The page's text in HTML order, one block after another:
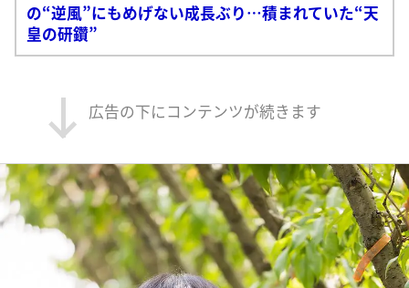
の“逆風”にもめげない成長ぶり…積まれていた“天
皇の研鑽”
広告の下にコンテンツが続きます